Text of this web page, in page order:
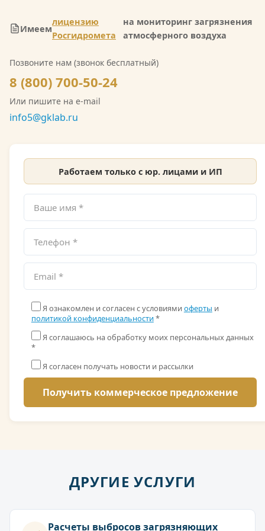
Имеем
лицензию
Росгидромета
на мониторинг загрязнения
атмосферного воздуха
Позвоните нам (звонок бесплатный)
8 (800) 700-50-24
Или пишите на e-mail
info5@gklab.ru
Работаем только с юр. лицами и ИП
Я ознакомлен и согласен с условиями оферты и
политикой конфиденциальности*
Я соглашаюсь на обработку моих персональных данных
*
Я согласен получать новости и рассылки
ДРУГИЕ УСЛУГИ
Расчеты выбросов загрязняющих